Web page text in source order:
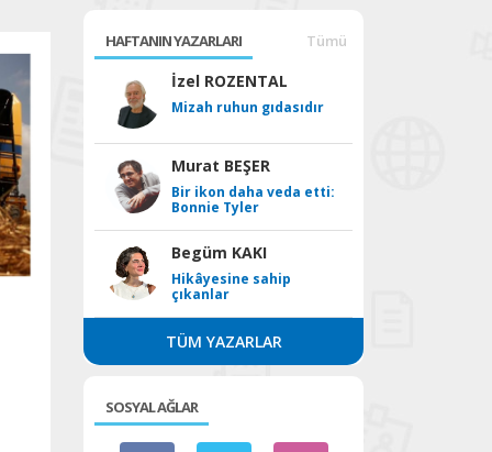
HAFTANIN YAZARLARI Tümü
İzel ROZENTAL
Mizah ruhun gıdasıdır
Murat BEŞER
Bir ikon daha veda etti:
Bonnie Tyler
Begüm KAKI
Hikâyesine sahip
çıkanlar
TÜM YAZARLAR
SOSYAL AĞLAR